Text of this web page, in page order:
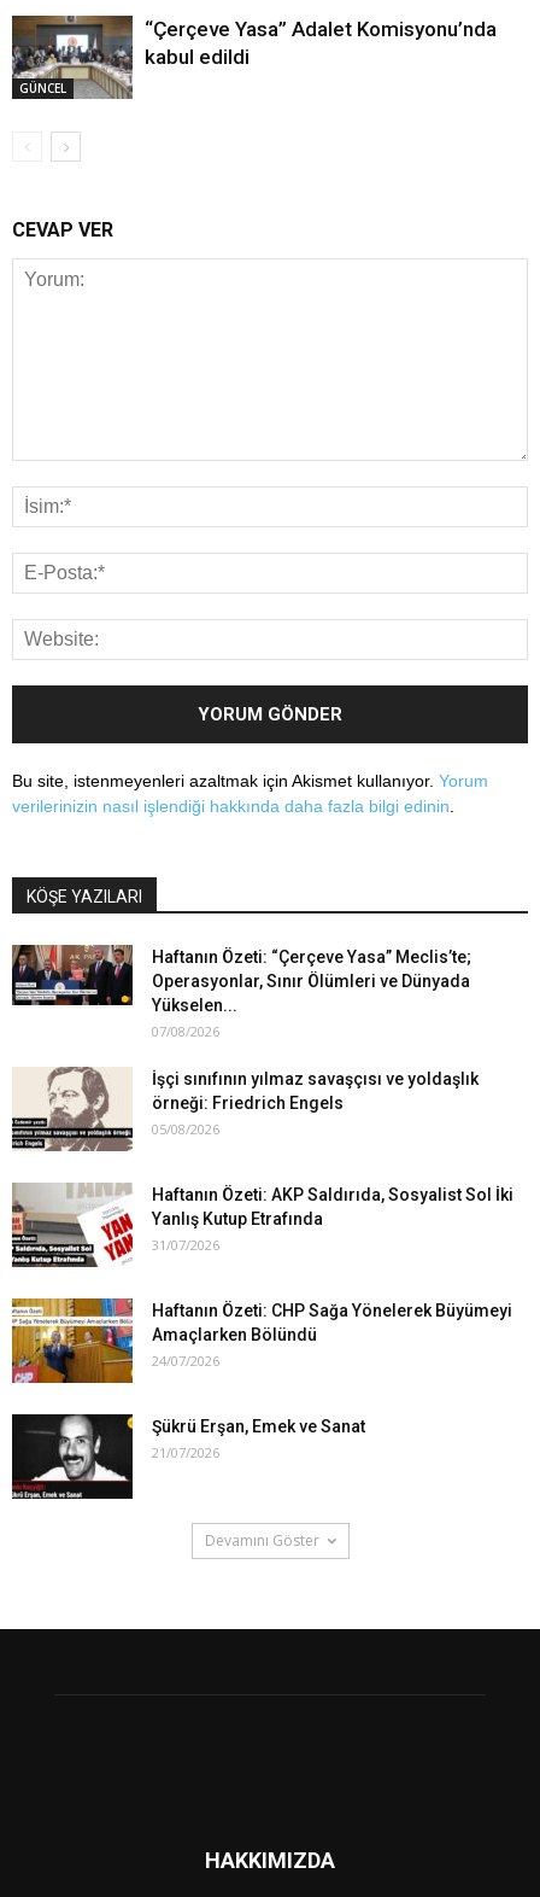
GÜNCEL
“Çerçeve Yasa” Adalet Komisyonu’nda
kabul edildi
CEVAP VER
Bu site, istenmeyenleri azaltmak için Akismet kullanıyor. Yorum
verilerinizin nasıl işlendiği hakkında daha fazla bilgi edinin
KÖŞE YAZILARI
Haftanın Özeti: “Çerçeve Yasa” Meclis’te;
Operasyonlar, Sınır Ölümleri ve Dünyada
Yükselen...
07/08/2026
İşçi sınıfının yılmaz savaşçısı ve yoldaşlık
örneği: Friedrich Engels
05/08/2026
Haftanın Özeti: AKP Saldırıda, Sosyalist Sol İki
Yanlış Kutup Etrafında
31/07/2026
Haftanın Özeti: CHP Sağa Yönelerek Büyümeyi
Amaçlarken Bölündü
24/07/2026
Şükrü Erşan, Emek ve Sanat
21/07/2026
Devamını Göster
HAKKIMIZDA